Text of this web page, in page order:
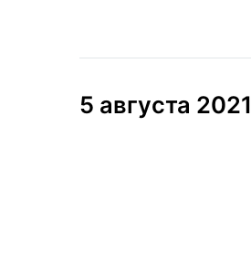
5 августа 2021